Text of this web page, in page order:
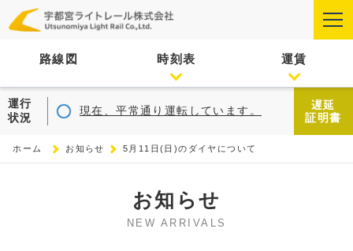
路線図 時刻表 運賃
運行
状況
現在、平常通り運転しています。
遅延
証明書
ホーム お知らせ 5月11日(日)のダイヤについて
お知らせ
NEW ARRIVALS